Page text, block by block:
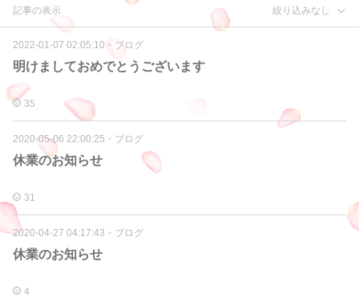
記事の表示 絞り込みなし
2022-01-07 02:05:10 ・ ブログ
明けましておめでとうございます
35
2020-05-06 22:00:25 ・ ブログ
休業のお知らせ
31
2020-04-27 04:17:43 ・ ブログ
休業のお知らせ
4